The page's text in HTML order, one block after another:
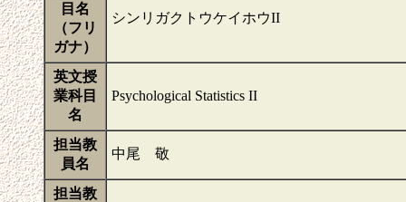
目名
（フリ
ガナ）
シンリガクトウケイホウII
英文授
業科目
名
Psychological Statistics II
担当教
員名
中尾 敬
担当教